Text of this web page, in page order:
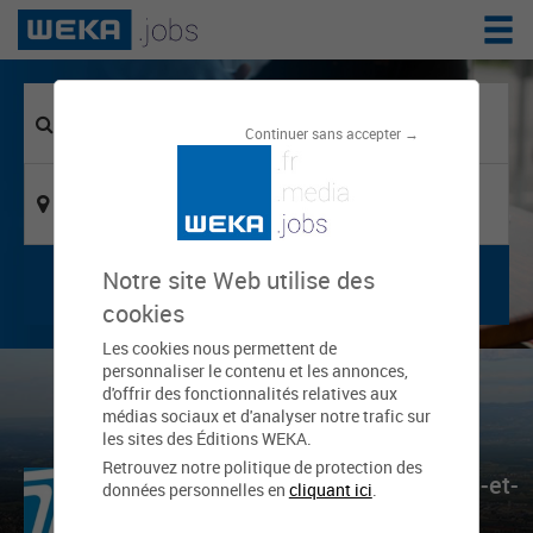
Continuer sans accepter →
Notre site Web utilise des
cookies
Les cookies nous permettent de
personnaliser le contenu et les annonces,
d'offrir des fonctionnalités relatives aux
médias sociaux et d'analyser notre trafic sur
les sites des Éditions WEKA.
Retrouvez notre politique de protection des
données personnelles en cliquant ici.
Conseil Départemental - Seine-et-